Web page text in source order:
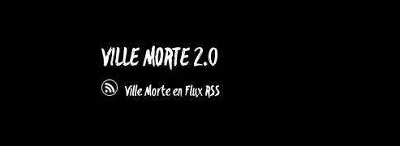
VILLE MORTE 2.0
Ville Morte en Flux RSS